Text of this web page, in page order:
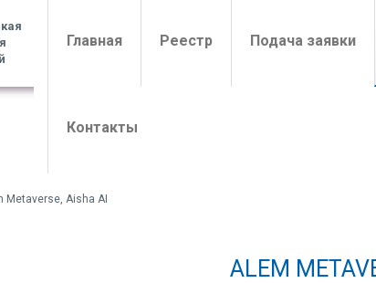
Главная(current)Реестр Подача заявки
Контакты
Metaverse, Aisha AI
ALEM